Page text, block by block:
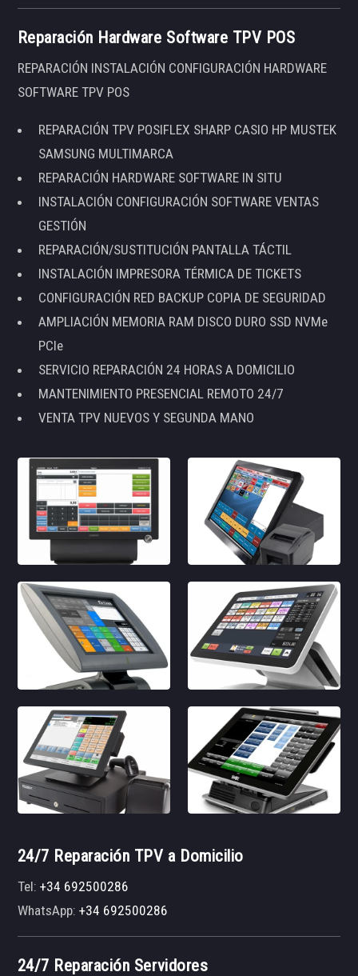
Reparación Hardware Software TPV POS
REPARACIÓN INSTALACIÓN CONFIGURACIÓN HARDWARE
SOFTWARE TPV POS
REPARACIÓN TPV POSIFLEX SHARP CASIO HP MUSTEK
SAMSUNG MULTIMARCA
REPARACIÓN HARDWARE SOFTWARE IN SITU
INSTALACIÓN CONFIGURACIÓN SOFTWARE VENTAS
GESTIÓN
REPARACIÓN/SUSTITUCIÓN PANTALLA TÁCTIL
INSTALACIÓN IMPRESORA TÉRMICA DE TICKETS
CONFIGURACIÓN RED BACKUP COPIA DE SEGURIDAD
AMPLIACIÓN MEMORIA RAM DISCO DURO SSD NVMe
PCIe
SERVICIO REPARACIÓN 24 HORAS A DOMICILIO
MANTENIMIENTO PRESENCIAL REMOTO 24/7
VENTA TPV NUEVOS Y SEGUNDA MANO
24/7 Reparación TPV a Domicilio
Tel:+34 692500286
WhatsApp:+34 692500286
24/7 Reparación Servidores